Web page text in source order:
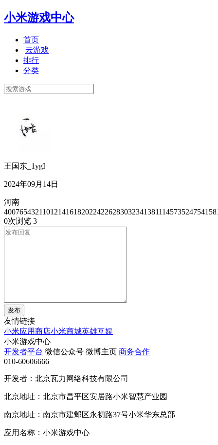
小米游戏中心
首页
云游戏
排行
分类
王国东_1ygI
2024年09月14日
河南
0次浏览 3
发布
友情链接
小米应用商店小米商城英雄互娱
小米游戏中心
开发者平台 微信公众号 微博主页 商务合作
010-60606666
开发者：北京瓦力网络科技有限公司
北京地址：北京市昌平区安居路小米智慧产业园
南京地址：南京市建邺区永初路37号小米华东总部
应用名称：小米游戏中心